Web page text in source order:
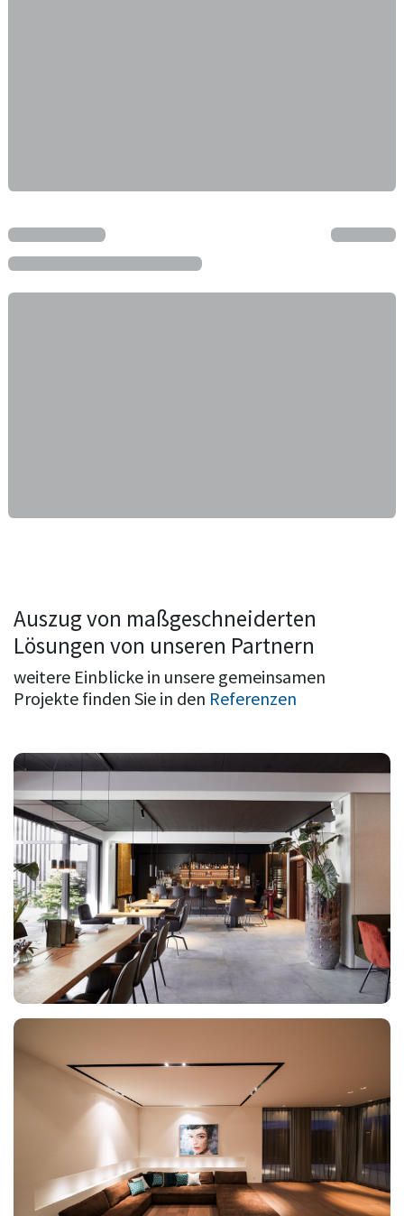
Auszug von maßgeschneiderten
Lösungen von unseren Partnern
weitere Einblicke in unsere gemeinsamen
Projekte finden Sie in den Referenzen